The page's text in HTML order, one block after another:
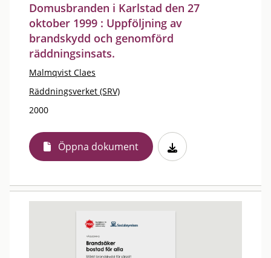
Domusbranden i Karlstad den 27
oktober 1999 : Uppföljning av
brandskydd och genomförd
räddningsinsats.
Malmqvist Claes
Räddningsverket (SRV)
2000
Öppna dokument